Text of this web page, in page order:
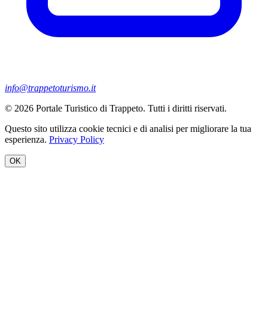
info@trappetoturismo.it
© 2026 Portale Turistico di Trappeto. Tutti i diritti riservati.
Questo sito utilizza cookie tecnici e di analisi per migliorare la tua
esperienza. Privacy Policy
OK